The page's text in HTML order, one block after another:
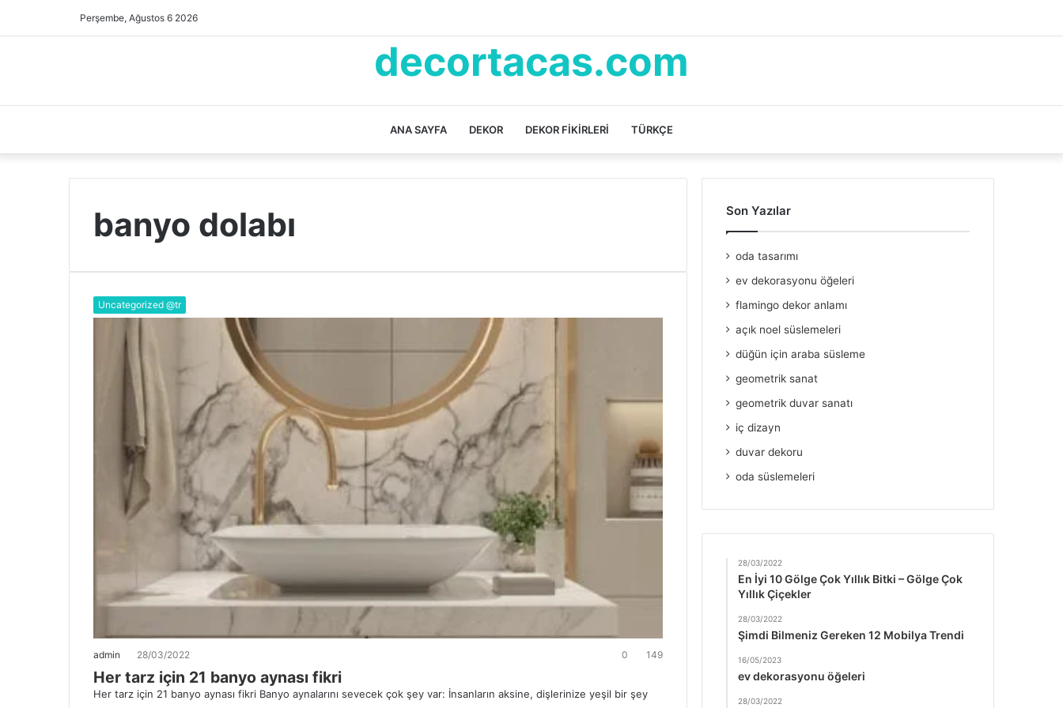
Perşembe, Ağustos 6 2026
decortacas.com
ANA SAYFA DEKOR DEKOR FIKIRLERI TÜRKÇE
banyo dolabı
Uncategorized @tr
admin 28/03/2022 0 149
Her tarz için 21 banyo aynası fikri
Her tarz için 21 banyo aynası fikri Banyo aynalarını sevecek çok şey var: İnsanların aksine, dişlerinize yeşil bir şey
Son Yazılar
oda tasarımı
ev dekorasyonu öğeleri
flamingo dekor anlamı
açık noel süslemeleri
düğün için araba süsleme
geometrik sanat
geometrik duvar sanatı
iç dizayn
duvar dekoru
oda süslemeleri
28/03/2022
En İyi 10 Gölge Çok Yıllık Bitki – Gölge Çok
Yıllık Çiçekler
28/03/2022
Şimdi Bilmeniz Gereken 12 Mobilya Trendi
16/05/2023
ev dekorasyonu öğeleri
28/03/2022